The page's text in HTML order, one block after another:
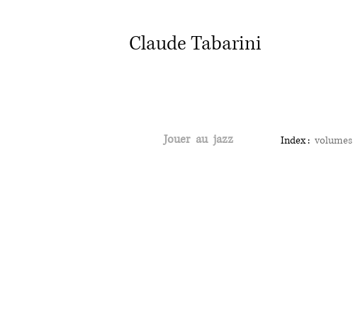
Claude Tabarini
Jouer au jazz Index : volumes